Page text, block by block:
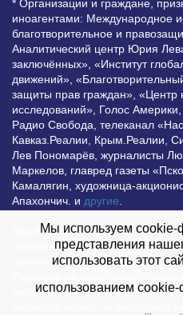
* Организации и граждане,
иноагентами: Международное
благотворительное и
Аналитический центр Юрия
заключённых», «Институт
движений»,
защиты прав граждан», «Центр
исследований», Голос
Радио Свобода, телеканал
Кавказ.Реалии, Крым.Реалии,
Лев Пономарёв, журналисты
Маркелов, главред газеты
Камалягин, художница-
Апахончич. и другие
Все права защищены и
использование материалов
наличия активной гиперссылки
Редакция не несет
информации, опубликованной
Мы используем
представления
использовать этот
использованием